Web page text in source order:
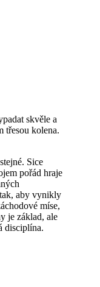
skvěle a
třesou kolena.
Sice
pořád hraje
aby vynikly
míse,
je základ, ale
disciplína.